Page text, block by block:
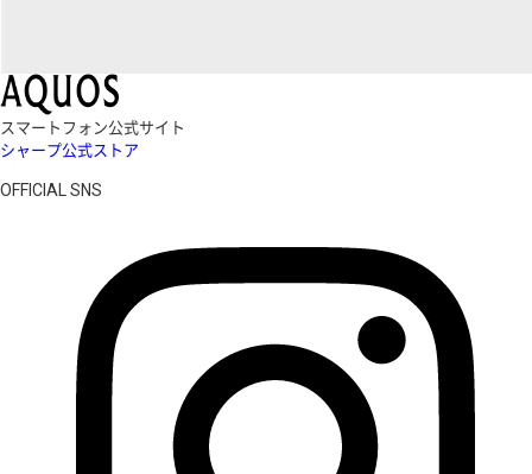
スマートフォン公式サイト
シャープ公式ストア
OFFICIAL SNS